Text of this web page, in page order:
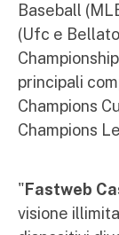
Baseball
(Ufc e
principali
Champions
Champions
"Fastweb
visione